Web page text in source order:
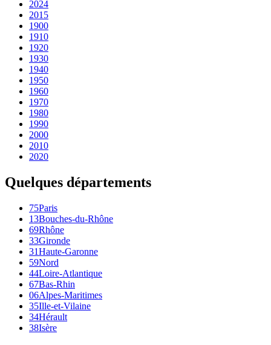
2024
2015
1900
1910
1920
1930
1940
1950
1960
1970
1980
1990
2000
2010
2020
Quelques départements
75Paris
13Bouches-du-Rhône
69Rhône
33Gironde
31Haute-Garonne
59Nord
44Loire-Atlantique
67Bas-Rhin
06Alpes-Maritimes
35Ille-et-Vilaine
34Hérault
38Isère